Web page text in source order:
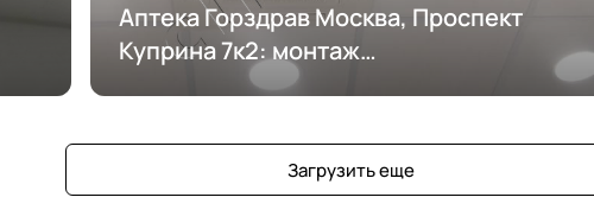
Аптека Горздрав Москва, Проспект
Куприна 7к2: монтаж
кондиционирования
Загрузить еще